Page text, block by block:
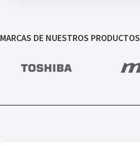
MARCAS DE NUESTROS PRODUCTOS